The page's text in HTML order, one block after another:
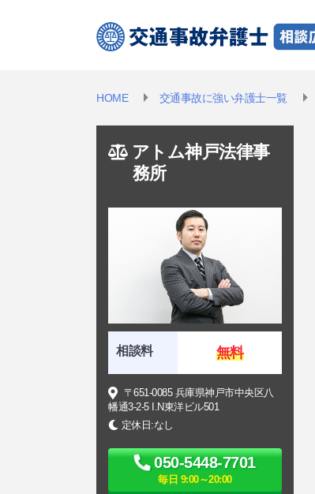
HOME 交通事故に強い弁護士一覧
アトム神戸法律事
務所
相談料 無料
〒651-0085 兵庫県神戸市中央区八
幡通3-2-5 I.N東洋ビル501
定休日:なし
050-5448-7701
毎日 9:00～20:00